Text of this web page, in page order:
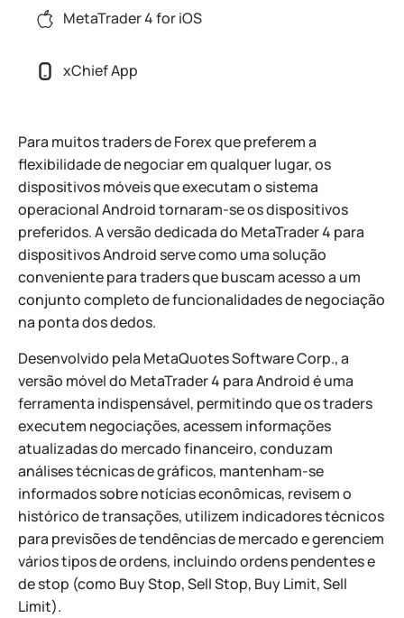
MetaTrader 4 for iOS
xChief App
Para muitos traders de Forex que preferem a
flexibilidade de negociar em qualquer lugar, os
dispositivos móveis que executam o sistema
operacional Android tornaram-se os dispositivos
preferidos. A versão dedicada do MetaTrader 4 para
dispositivos Android serve como uma solução
conveniente para traders que buscam acesso a um
conjunto completo de funcionalidades de negociação
na ponta dos dedos.
Desenvolvido pela MetaQuotes Software Corp., a
versão móvel do MetaTrader 4 para Android é uma
ferramenta indispensável, permitindo que os traders
executem negociações, acessem informações
atualizadas do mercado financeiro, conduzam
análises técnicas de gráficos, mantenham-se
informados sobre notícias econômicas, revisem o
histórico de transações, utilizem indicadores técnicos
para previsões de tendências de mercado e gerenciem
vários tipos de ordens, incluindo ordens pendentes e
de stop (como Buy Stop, Sell Stop, Buy Limit, Sell
Limit).